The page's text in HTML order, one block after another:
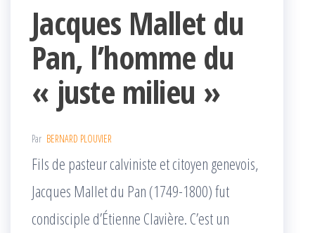
Jacques Mallet du
Pan, l’homme du
« juste milieu »
Par BERNARD PLOUVIER
Fils de pasteur calviniste et citoyen genevois,
Jacques Mallet du Pan (1749-1800) fut
condisciple d’Étienne Clavière. C’est un